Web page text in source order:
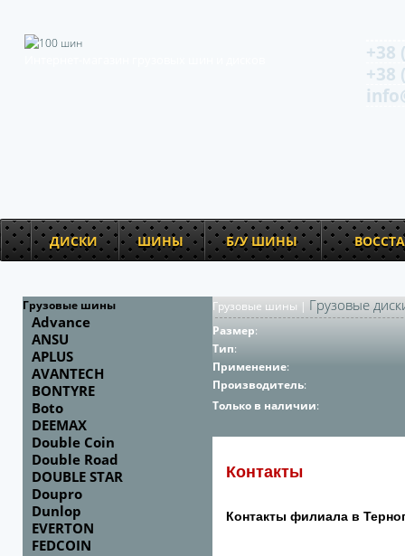
+38
+38
ДИСКИ ШИНЫ Б/У ШИНЫ
Грузовые шины
Advance
ANSU
APLUS
AVANTECH
BONTYRE
Boto
DEEMAX
Double Coin
Double Road
DOUBLE STAR
Doupro
Dunlop
EVERTON
FEDCOIN
Грузовые шины | Грузовые
Размер:
Тип:
Применение:
Производитель:
Только в наличии:
Контакты
Контакты филиала в